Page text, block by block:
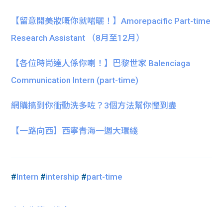
【留意開美妝嘅你就啱曬！】Amorepacific Part-time
Research Assistant （8月至12月）
【各位時尚達人係你喇！】巴黎世家 Balenciaga
Communication Intern (part-time)
網購搞到你衝動洗多咗？3個方法幫你慳到盡
【一路向西】西寧青海一週大環綫
#Intern #intership #part-time